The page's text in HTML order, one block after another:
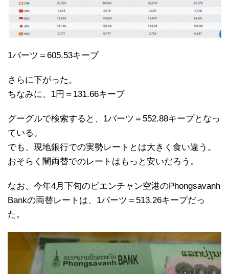
1バーツ＝605.53キープ
さらに下がった。
ちなみに、1円＝131.66キープ
グーグルで検索すると、1バーツ＝552.88キープとなっ
ている。
でも、現地銀行での実勢レートとは大きく食い違う。
おそらく闇両替でのレートはもっと安いだろう。
なお、今年4月下旬のビエンチャン空港のPhongsavanh
Bankの両替レートは、1バーツ＝513.26キープだっ
た。